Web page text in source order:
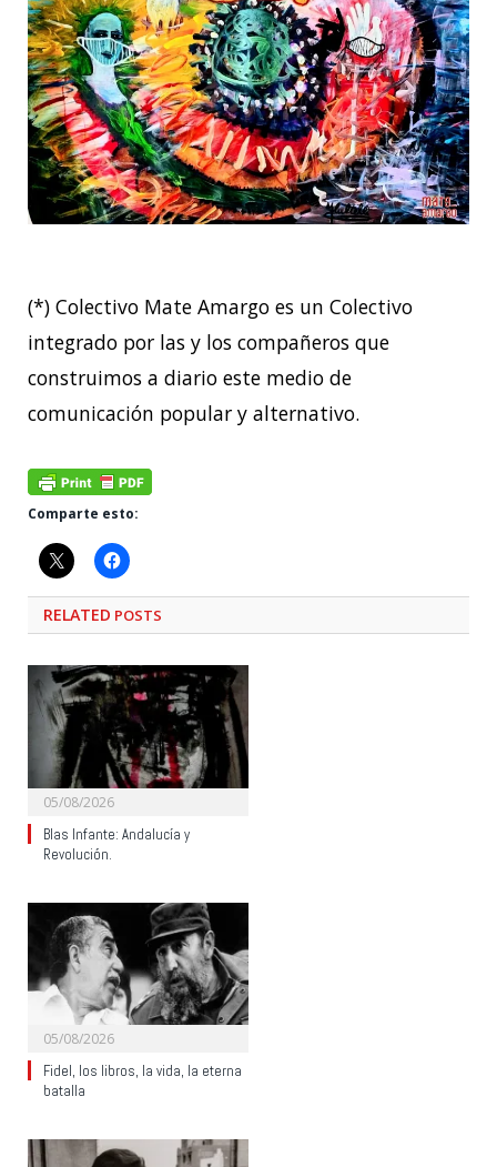
(*) Colectivo Mate Amargo es un Colectivo
integrado por las y los compañeros que
construimos a diario este medio de
comunicación popular y alternativo.
Comparte esto:
RELATED POSTS
05/08/2026
Blas Infante: Andalucía y
Revolución.
05/08/2026
Fidel, los libros, la vida, la eterna
batalla